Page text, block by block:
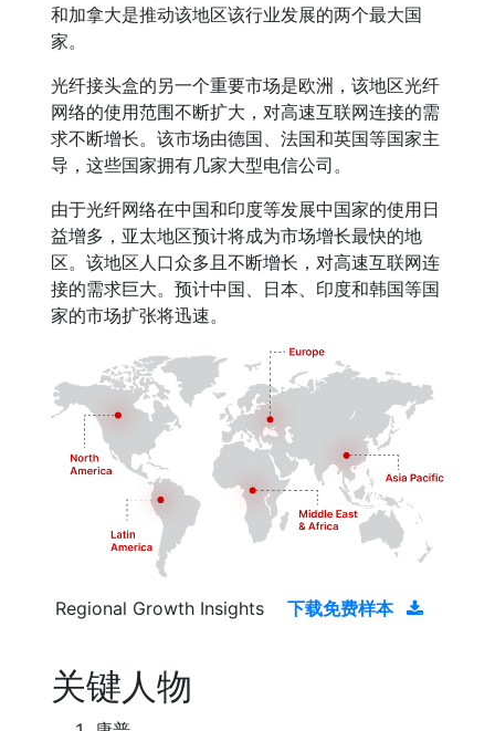
和加拿大是推动该地区该行业发展的两个最大国
家。
光纤接头盒的另一个重要市场是欧洲，该地区光纤
网络的使用范围不断扩大，对高速互联网连接的需
求不断增长。该市场由德国、法国和英国等国家主
导，这些国家拥有几家大型电信公司。
由于光纤网络在中国和印度等发展中国家的使用日
益增多，亚太地区预计将成为市场增长最快的地
区。该地区人口众多且不断增长，对高速互联网连
接的需求巨大。预计中国、日本、印度和韩国等国
家的市场扩张将迅速。
Regional Growth Insights 下载免费样本
关键人物